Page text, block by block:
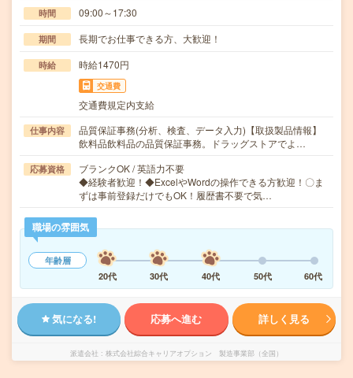
時間 09:00～17:30
期間 長期でお仕事できる方、大歓迎！
時給 時給1470円
交通費
交通費規定内支給
仕事内容
品質保証事務(分析、検査、データ入力)【取扱製品情報】
飲料品飲料品の品質保証事務。ドラッグストアでよ…
応募資格
ブランクOK / 英語力不要
◆経験者歓迎！◆ExcelやWordの操作できる方歓迎！〇ま
ずは事前登録だけでもOK！履歴書不要で気…
職場の雰囲気
年齢層
20代
30代 40代 50代 60代
気になる! 応募へ進む 詳しく見る
派遣会社 株式会社綜合キャリアオプション 製造事業部（全国）